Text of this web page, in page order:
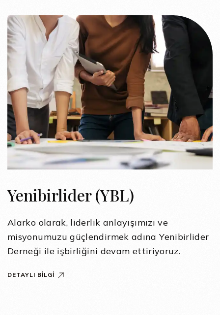
Yenibirlider (YBL)
Alarko olarak, liderlik anlayışımızı ve
misyonumuzu güçlendirmek adına Yenibirlider
Derneği ile işbirliğini devam ettiriyoruz.
DETAYLI BILGI